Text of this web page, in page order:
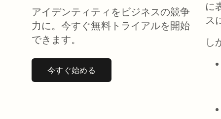
アイデンティティをビジネスの競争
力に。今すぐ無料トライアルを開始
できます。
今すぐ始める新しいタブで開く
に
ス
し